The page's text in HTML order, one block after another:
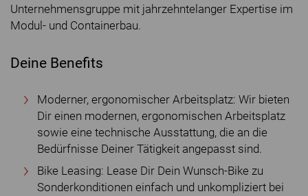
Unternehmensgruppe mit jahrzehntelanger Expertise im
Modul- und Containerbau.
Deine Benefits
Moderner, ergonomischer Arbeitsplatz: Wir bieten
Dir einen modernen, ergonomischen Arbeitsplatz
sowie eine technische Ausstattung, die an die
Bedürfnisse Deiner Tätigkeit angepasst sind.
Bike Leasing: Lease Dir Dein Wunsch-Bike zu
Sonderkonditionen einfach und unkompliziert bei